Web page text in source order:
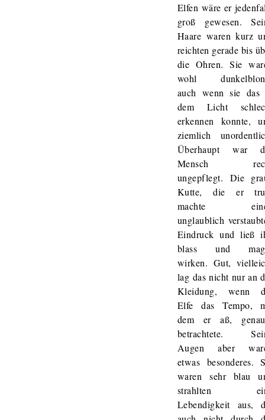
Elfen wäre er
groß gewesen.
Haare waren kurz
reichten gerade bis
die Ohren. Sie
wohl
auch wenn sie das
dem Licht
erkennen konnte,
ziemlich
Überhaupt war
Mensch
ungepflegt. Die
Kutte, die er
machte
unglaublich
Eindruck und ließ
blass und
wirken. Gut,
lag das nicht nur an
Kleidung, wenn
Elfe das Tempo,
dem er aß,
betrachtete.
Augen aber
etwas besonderes.
waren sehr blau
strahlten
Lebendigkeit aus,